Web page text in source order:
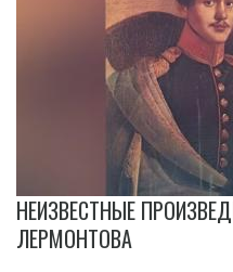
НЕИЗВЕСТНЫЕ
ЛЕРМОНТОВА